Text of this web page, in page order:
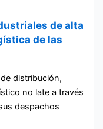
de alta
de las
distribución,
no late a través
despachos